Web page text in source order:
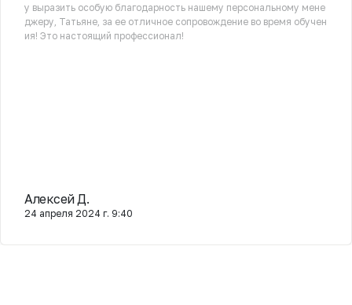
у выразить особую благодарность нашему персональному мене
джеру, Татьяне, за ее отличное сопровождение во время обучен
ия! Это настоящий профессионал!
Алексей Д.
24 апреля 2024 г. 9:40